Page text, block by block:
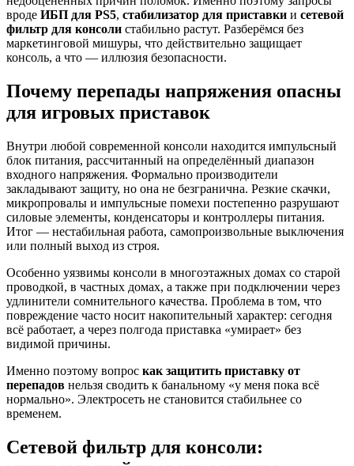
вроде ИБП для PS5, стабилизатор для приставки и сетевой
фильтр для консоли стабильно растут. Разберёмся без
маркетинговой мишуры, что действительно защищает
консоль, а что — иллюзия безопасности.
Почему перепады напряжения опасны
для игровых приставок
Внутри любой современной консоли находится импульсный
блок питания, рассчитанный на определённый диапазон
входного напряжения. Формально производители
закладывают защиту, но она не безгранична. Резкие скачки,
микропровалы и импульсные помехи постепенно разрушают
силовые элементы, конденсаторы и контроллеры питания.
Итог — нестабильная работа, самопроизвольные выключения
или полный выход из строя.
Особенно уязвимы консоли в многоэтажных домах со старой
проводкой, в частных домах, а также при подключении через
удлинители сомнительного качества. Проблема в том, что
повреждение часто носит накопительный характер: сегодня
всё работает, а через полгода приставка «умирает» без
видимой причины.
Именно поэтому вопрос как защитить приставку от
перепадов нельзя сводить к банальному «у меня пока всё
нормально». Электросеть не становится стабильнее со
временем.
Сетевой фильтр для консоли: